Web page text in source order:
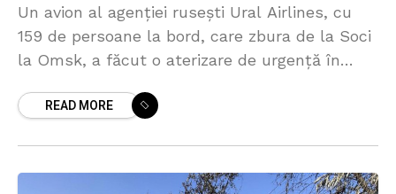
Un avion al agenţiei ruseşti Ural Airlines, cu
159 de persoane la bord, care zbura de la Soci
la Omsk, a făcut o aterizare de urgenţă în
READ MORE